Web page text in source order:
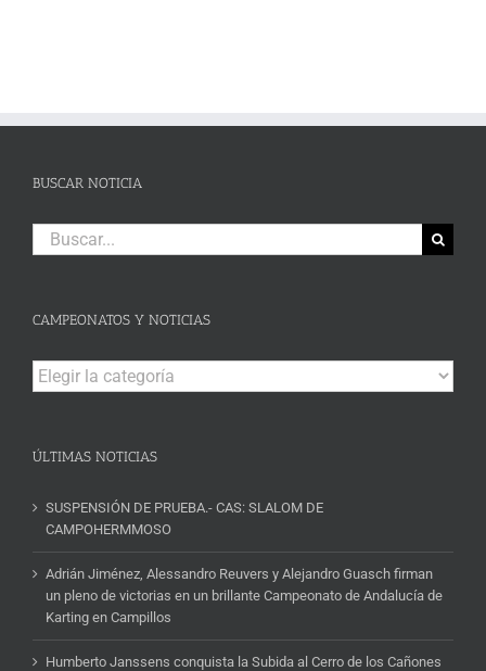
BUSCAR NOTICIA
Buscar:
CAMPEONATOS Y NOTICIAS
Campeonatos
y
ÚLTIMAS NOTICIAS
SUSPENSIÓN DE PRUEBA.- CAS: SLALOM DE
CAMPOHERMMOSO
Adrián Jiménez, Alessandro Reuvers y Alejandro Guasch firman
un pleno de victorias en un brillante Campeonato de Andalucía de
Karting en Campillos
Humberto Janssens conquista la Subida al Cerro de los Cañones